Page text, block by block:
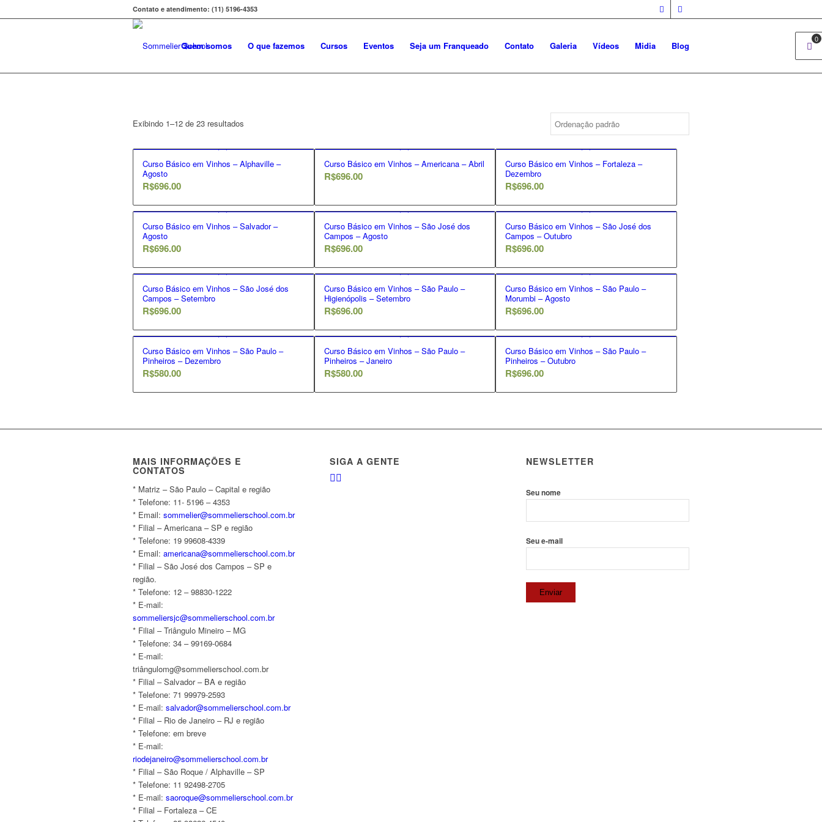
Contato e atendimento: (11) 5196-4353
0
Quem somos O que fazemos Cursos Eventos Seja um Franqueado Contato Galeria Vídeos Midia Blog
Exibindo 1–12 de 23 resultados
Curso Básico em Vinhos – Alphaville –
Agosto
R$696.00
Curso Básico em Vinhos – Americana – Abril
R$696.00
Curso Básico em Vinhos – Fortaleza –
Dezembro
R$696.00
Curso Básico em Vinhos – Salvador –
Agosto
R$696.00
Curso Básico em Vinhos – São José dos
Campos – Agosto
R$696.00
Curso Básico em Vinhos – São José dos
Campos – Outubro
R$696.00
Curso Básico em Vinhos – São José dos
Campos – Setembro
R$696.00
Curso Básico em Vinhos – São Paulo –
Higienópolis – Setembro
R$696.00
Curso Básico em Vinhos – São Paulo –
Morumbi – Agosto
R$696.00
Curso Básico em Vinhos – São Paulo –
Pinheiros – Dezembro
R$580.00
Curso Básico em Vinhos – São Paulo –
Pinheiros – Janeiro
R$580.00
Curso Básico em Vinhos – São Paulo –
Pinheiros – Outubro
R$696.00
MAIS INFORMAÇÕES E
CONTATOS
* Matriz – São Paulo – Capital e região
* ⁠Telefone: 11- 5196 – 4353
* ⁠Email: sommelier@sommelierschool.com.br
* ⁠Filial – Americana – SP e região
* ⁠Telefone: 19 99608-4339
* ⁠Email: americana@sommelierschool.com.br
* ⁠Filial – São José dos Campos – SP e
região.
* ⁠Telefone: 12 – 98830-1222
* ⁠E-mail:
sommeliersjc@sommelierschool.com.br
* ⁠Filial – Triângulo Mineiro – MG
* ⁠Telefone: 34 – 99169-0684
* ⁠E-mail:
triângulomg@sommelierschool.com.br
* ⁠Filial – Salvador – BA e região
* ⁠Telefone: 71 99979-2593
* ⁠E-mail: salvador@sommelierschool.com.br
* ⁠Filial – Rio de Janeiro – RJ e região
* ⁠Telefone: em breve
* ⁠E-mail:
riodejaneiro@sommelierschool.com.br
* ⁠Filial – São Roque / Alphaville – SP
* ⁠Telefone: 11 92498-2705
* ⁠E-mail: saoroque@sommelierschool.com.br
* ⁠Filial – Fortaleza – CE
SIGA A GENTE NEWSLETTER
Seu nome
Seu e-mail